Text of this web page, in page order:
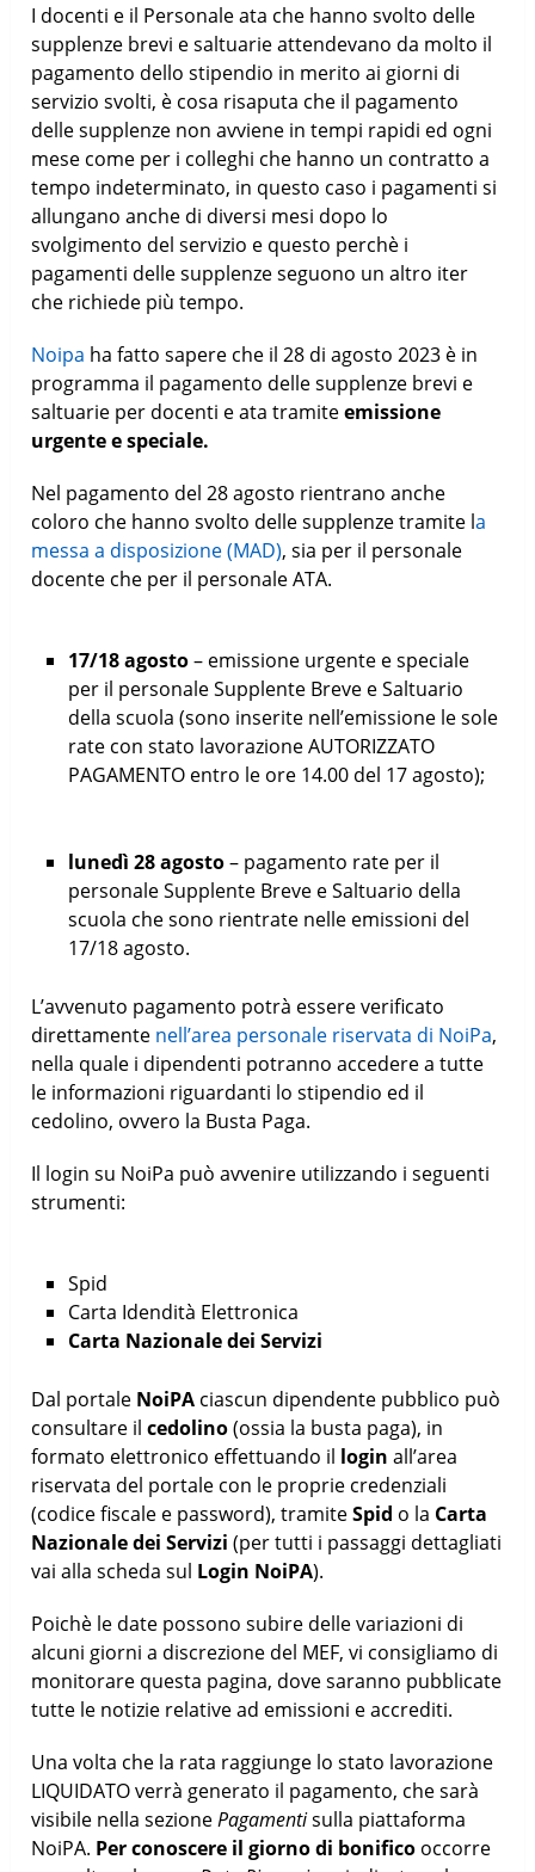
I docenti e il Personale ata che hanno svolto delle
supplenze brevi e saltuarie attendevano da molto il
pagamento dello stipendio in merito ai giorni di
servizio svolti, è cosa risaputa che il pagamento
delle supplenze non avviene in tempi rapidi ed ogni
mese come per i colleghi che hanno un contratto a
tempo indeterminato, in questo caso i pagamenti si
allungano anche di diversi mesi dopo lo
svolgimento del servizio e questo perchè i
pagamenti delle supplenze seguono un altro iter
che richiede più tempo.
Noipa ha fatto sapere che il 28 di agosto 2023 è in
programma il pagamento delle supplenze brevi e
saltuarie per docenti e ata tramiteemissione
urgente e speciale.
Nel pagamento del 28 agosto rientrano anche
coloro che hanno svolto delle supplenze tramite la
messa a disposizione (MAD), sia per il personale
docente che per il personale ATA.
17/18 agosto– emissione urgente e speciale
per il personale Supplente Breve e Saltuario
della scuola (sono inserite nell’emissione le sole
rate con stato lavorazione AUTORIZZATO
PAGAMENTO entro le ore 14.00 del 17 agosto);
lunedì 28 agosto– pagamento rate per il
personale Supplente Breve e Saltuario della
scuola che sono rientrate nelle emissioni del
17/18 agosto.
L’avvenuto pagamento potrà essere verificato
direttamente nell’area personale riservata di NoiPa,
nella quale i dipendenti potranno accedere a tutte
le informazioni riguardanti lo stipendio ed il
cedolino, ovvero la Busta Paga.
Il login su NoiPa può avvenire utilizzando i seguenti
strumenti:
Spid
Carta Idendità Elettronica
Carta Nazionale dei Servizi
Dal portale NoiPA ciascun dipendente pubblico può
consultare ilcedolino(ossia la busta paga), in
formato elettronico effettuando il login all’area
riservata del portale con le proprie credenziali
(codice fiscale e password), tramiteSpid o la Carta
Nazionale dei Servizi (per tutti i passaggi dettagliati
vai alla scheda sul Login NoiPA).
Poichè le date possono subire delle variazioni di
alcuni giorni a discrezione del MEF, vi consigliamo di
monitorare questa pagina, dove saranno pubblicate
tutte le notizie relative ad emissioni e accrediti.
Una volta che la rata raggiunge lo stato lavorazione
LIQUIDATO verrà generato il pagamento, che sarà
visibile nella sezionePagamentisulla piattaforma
NoiPA. Per conoscere il giorno di bonifico occorre